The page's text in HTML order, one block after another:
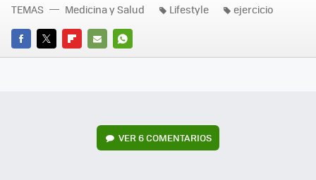
FACEBOOK
TWITTERFLIPBOARD
E-
WHATSAPP
TEMAS Medicina y Salud Lifestyle ejercicio
VER6 COMENTARIOS